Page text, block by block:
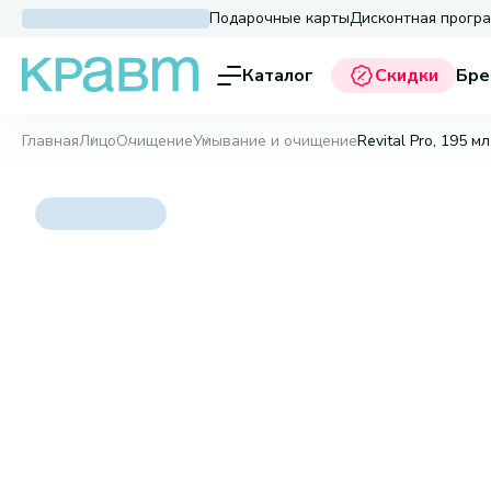
Подарочные картыДисконтная
Каталог Скидки
ГлавнаяЛицоОчищениеУмывание и очищениеRevital Pro, 195 мл